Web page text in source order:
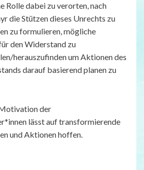
Rolle dabei zu verorten, nach
die Stützen dieses Unrechts zu
zu formulieren, mögliche
den Widerstand zu
herauszufinden um Aktionen des
darauf basierend planen zu
der
lässt auf transformierende
und Aktionen hoffen.